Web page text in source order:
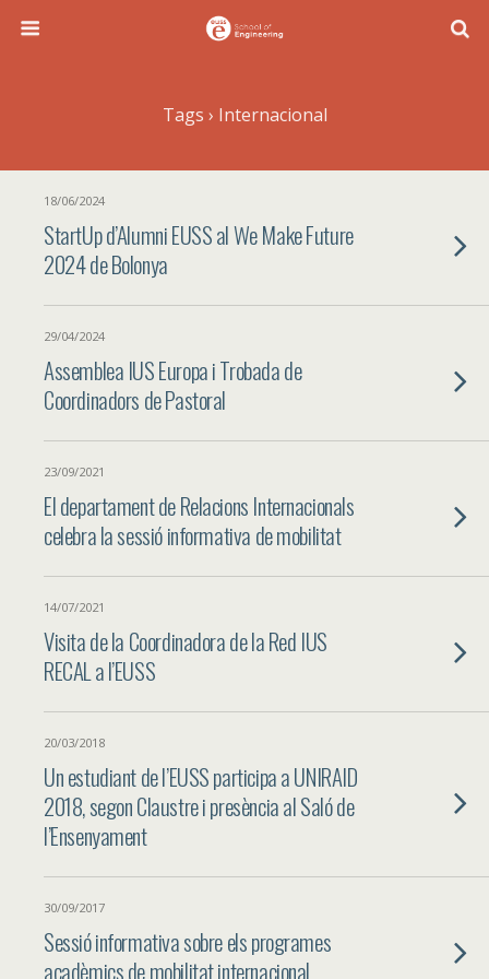
Tags › Internacional
18/06/2024
StartUp d’Alumni EUSS al We Make Future
2024 de Bolonya
29/04/2024
Assemblea IUS Europa i Trobada de
Coordinadors de Pastoral
23/09/2021
El departament de Relacions Internacionals
celebra la sessió informativa de mobilitat
14/07/2021
Visita de la Coordinadora de la Red IUS
RECAL a l’EUSS
20/03/2018
Un estudiant de l’EUSS participa a UNIRAID
2018, segon Claustre i presència al Saló de
l’Ensenyament
30/09/2017
Sessió informativa sobre els programes
acadèmics de mobilitat internacional